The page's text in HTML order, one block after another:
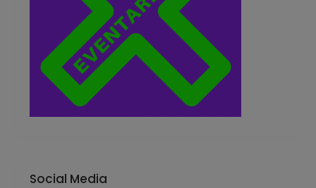
Social Media